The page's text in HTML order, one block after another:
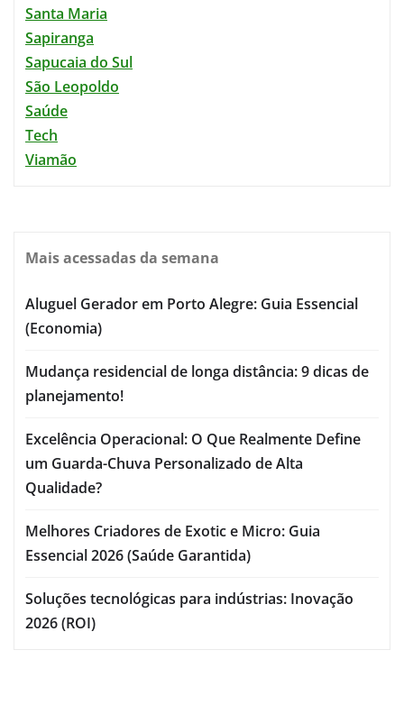
Santa Maria
Sapiranga
Sapucaia do Sul
São Leopoldo
Saúde
Tech
Viamão
Mais acessadas da semana
Aluguel Gerador em Porto Alegre: Guia Essencial
(Economia)
Mudança residencial de longa distância: 9 dicas de
planejamento!
Excelência Operacional: O Que Realmente Define
um Guarda-Chuva Personalizado de Alta
Qualidade?
Melhores Criadores de Exotic e Micro: Guia
Essencial 2026 (Saúde Garantida)
Soluções tecnológicas para indústrias: Inovação
2026 (ROI)